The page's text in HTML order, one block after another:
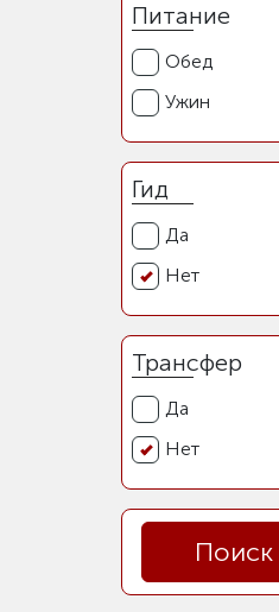
Питание
Обед
Ужин
Гид
Да
Нет
Трансфер
Да
Нет
Поиск